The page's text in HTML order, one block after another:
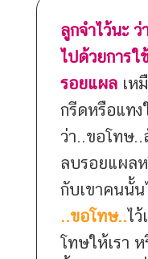
ลูกจำไว้นะ ว่
ไปด้วยการใ
รอยแผล เห
กรีดหรือแทง
ว่า..ขอโทษ..
ลบรอยแผล
กับเขาคนนั้น
..ขอโทษ..ไว้
โทษให้เรา